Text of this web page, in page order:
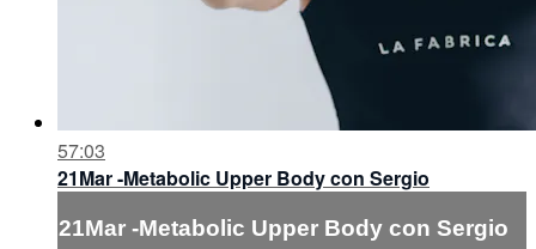
57:03
21Mar -Metabolic Upper Body con Sergio
21Mar -Metabolic Upper Body con Sergio